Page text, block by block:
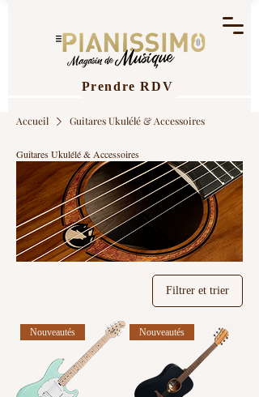
Prendre RDV
Accueil Guitares Ukulélé & Accessoires
Guitares Ukulélé & Accessoires
Filtrer et trier
Nouveautés Nouveautés